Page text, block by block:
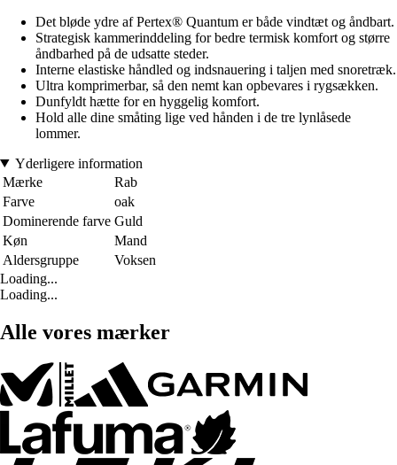
Det bløde ydre af Pertex® Quantum er både vindtæt og åndbart.
Strategisk kammerinddeling for bedre termisk komfort og større
åndbarhed på de udsatte steder.
Interne elastiske håndled og indsnauering i taljen med snoretræk.
Ultra komprimerbar, så den nemt kan opbevares i rygsækken.
Dunfyldt hætte for en hyggelig komfort.
Hold alle dine småting lige ved hånden i de tre lynlåsede
lommer.
Yderligere information
Mærke
Rab
Farve
oak
Dominerende farve Guld
Køn
Mand
Aldersgruppe
Voksen
Loading...
Loading...
Alle vores mærker